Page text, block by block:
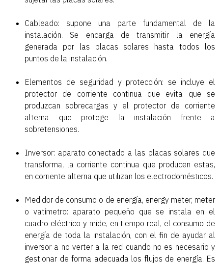
Cableado: supone una parte fundamental de la
instalación. Se encarga de transmitir la energía
generada por las placas solares hasta todos los
puntos de la instalación.
Elementos de seguridad y protección: se incluye el
protector de corriente continua que evita que se
produzcan sobrecargas y el protector de corriente
alterna que protege la instalación frente a
sobretensiones.
Inversor: aparato conectado a las placas solares que
transforma, la corriente continua que producen estas,
en corriente alterna que utilizan los electrodomésticos.
Medidor de consumo o de energía, energy meter, meter
o vatímetro: aparato pequeño que se instala en el
cuadro eléctrico y mide, en tiempo real, el consumo de
energía de toda la instalación, con el fin de ayudar al
inversor a no verter a la red cuando no es necesario y
gestionar de forma adecuada los flujos de energía. Es